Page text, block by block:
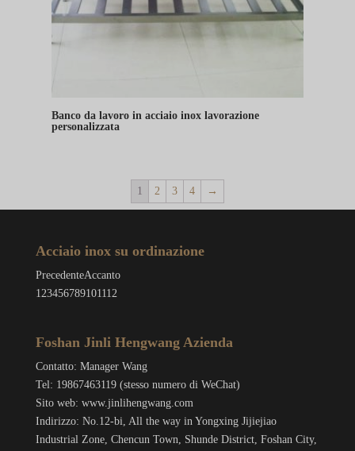
Banco da lavoro in acciaio inox lavorazione
personalizzata
1 2 3 4 →
Acciaio inox su ordinazione
PrecedenteAccanto
1 234567891011 12
Foshan Jinli Hengwang Azienda
Contatto: Manager Wang
Tel: 19867463119 (stesso numero di WeChat)
Sito web: www.jinlihengwang.com
Indirizzo: No.12-bi, All the way in Yongxing Jijiejiao
Industrial Zone, Chencun Town, Shunde District, Foshan City,